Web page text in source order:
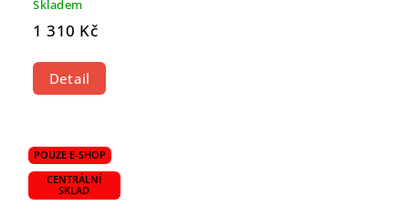
Skladem
1 310 Kč
Detail
POUZE E-SHOP
CENTRÁLNÍ
SKLAD